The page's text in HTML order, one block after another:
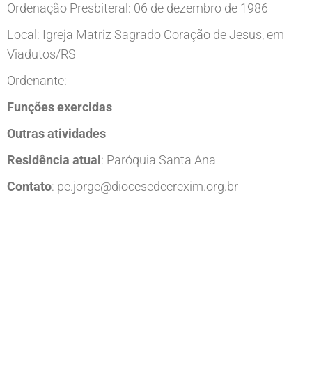
Ordenação Presbiteral: 06 de dezembro de 1986
Local: Igreja Matriz Sagrado Coração de Jesus, em
Viadutos/RS
Ordenante:
Funções exercidas
Outras atividades
Residência atual : Paróquia Santa Ana
Contato: pe.jorge@diocesedeerexim.org.br